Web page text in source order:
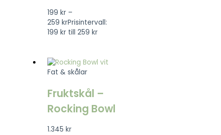
199kr –
259krPrisintervall:
199 kr till 259 kr
Fat & skålar
Fruktskål –
Rocking Bowl
1.345kr